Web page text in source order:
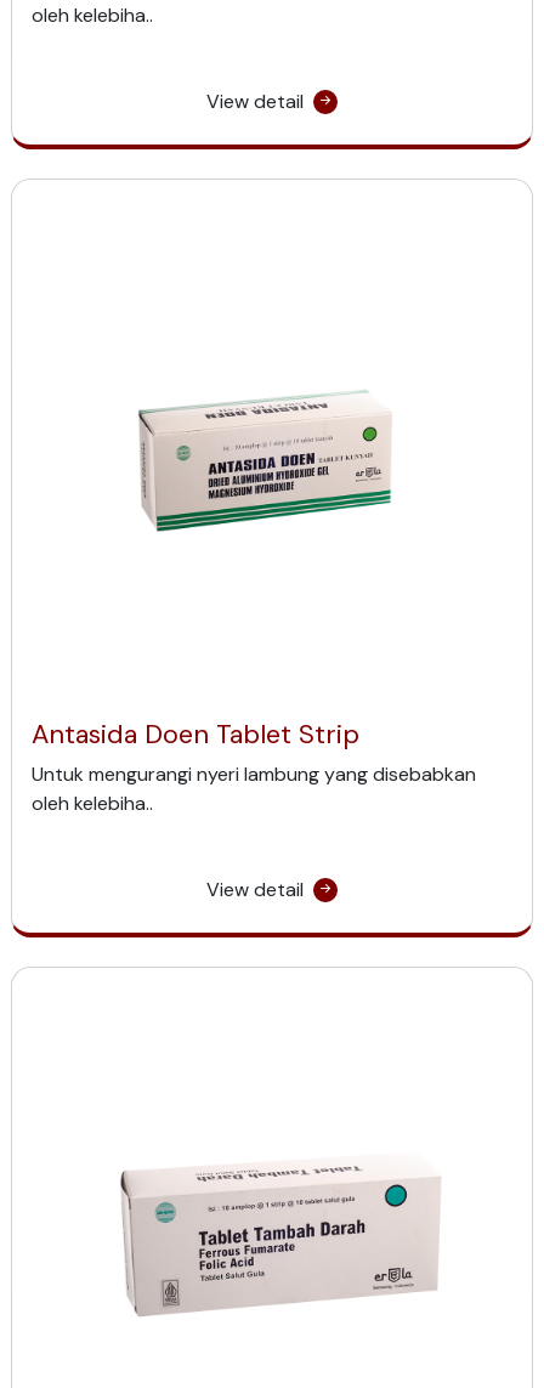
oleh kelebiha..
View detail
Antasida Doen Tablet Strip
Untuk mengurangi nyeri lambung yang disebabkan
oleh kelebiha..
View detail